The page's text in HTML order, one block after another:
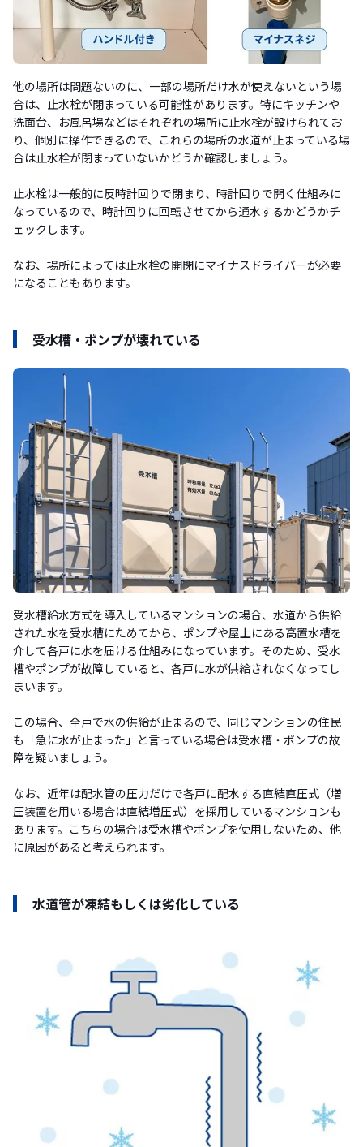
他の場所は問題ないのに、一部の場所だけ水が使えないという場
合は、止水栓が閉まっている可能性があります。特にキッチンや
洗面台、お風呂場などはそれぞれの場所に止水栓が設けられてお
り、個別に操作できるので、これらの場所の水道が止まっている場
合は止水栓が閉まっていないかどうか確認しましょう。
止水栓は一般的に反時計回りで閉まり、時計回りで開く仕組みに
なっているので、時計回りに回転させてから通水するかどうかチ
ェックします。
なお、場所によっては止水栓の開閉にマイナスドライバーが必要
になることもあります。
受水槽・ポンプが壊れている
受水槽給水方式を導入しているマンションの場合、水道から供給
された水を受水槽にためてから、ポンプや屋上にある高置水槽を
介して各戸に水を届ける仕組みになっています。そのため、受水
槽やポンプが故障していると、各戸に水が供給されなくなってし
まいます。
この場合、全戸で水の供給が止まるので、同じマンションの住民
も「急に水が止まった」と言っている場合は受水槽・ポンプの故
障を疑いましょう。
なお、近年は配水管の圧力だけで各戸に配水する直結直圧式（増
圧装置を用いる場合は直結増圧式）を採用しているマンションも
あります。こちらの場合は受水槽やポンプを使用しないため、他
に原因があると考えられます。
水道管が凍結もしくは劣化している